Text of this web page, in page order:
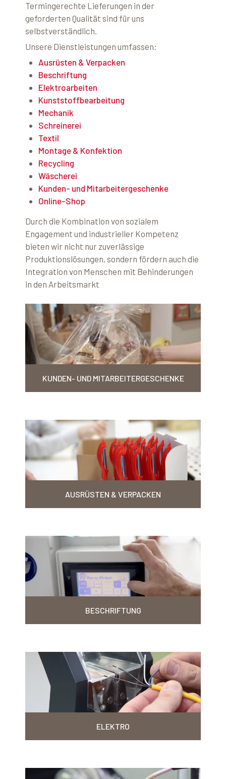
Termingerechte Lieferungen in der
geforderten Qualität sind für uns
selbstverständlich.
Unsere Dienstleistungen umfassen:
Ausrüsten & Verpacken
Beschriftung
Elektroarbeiten
Kunststoffbearbeitung
Mechanik
Schreinerei
Textil
Montage & Konfektion
Recycling
Wäscherei
Kunden- und Mitarbeitergeschenke
Online-Shop
Durch die Kombination von sozialem
Engagement und industrieller Kompetenz
bieten wir nicht nur zuverlässige
Produktionslösungen, sondern fördern auch die
Integration von Menschen mit Behinderungen
in den Arbeitsmarkt
KUNDEN- UND MITARBEITERGESCHENKE
AUSRÜSTEN & VERPACKEN
BESCHRIFTUNG
ELEKTRO